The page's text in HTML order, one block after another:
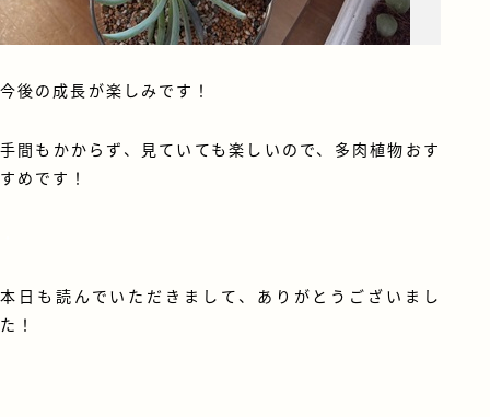
今後の成長が楽しみです！
手間もかからず、見ていても楽しいので、多肉植物おす
すめです！
本日も読んでいただきまして、ありがとうございまし
た！